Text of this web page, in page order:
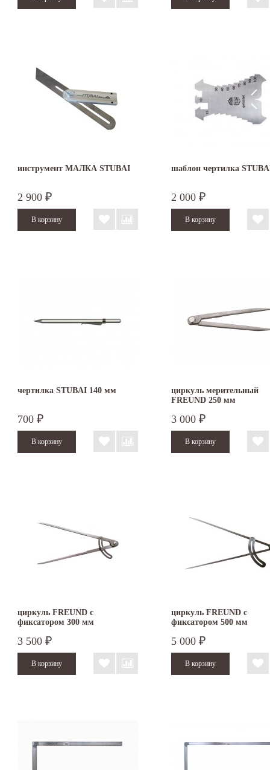
инструмент МАЛКА STUBAI
2 900 ₽
шаблон чертилка
2 000 ₽
чертилка STUBAI 140 мм
700 ₽
циркуль мерительный
FREUND 250 мм
3 000 ₽
циркуль FREUND с
фиксатором 300 мм
3 500 ₽
циркуль FREUND с
фиксатором 500 мм
5 000 ₽